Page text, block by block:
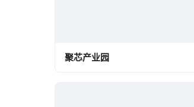
聚芯产业园